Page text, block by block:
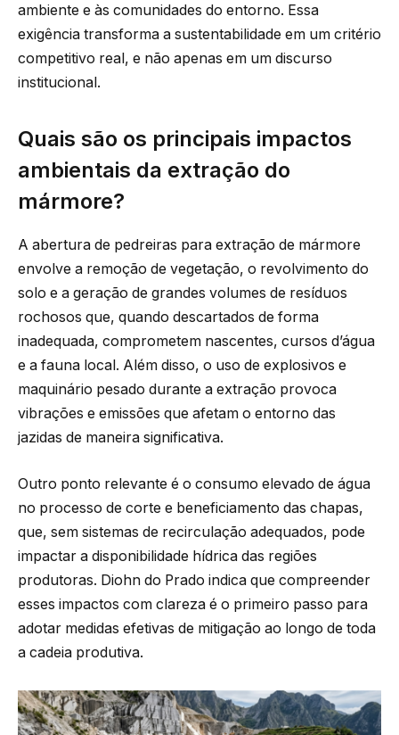
ambiente e às comunidades do entorno. Essa
exigência transforma a sustentabilidade em um critério
competitivo real, e não apenas em um discurso
institucional.
Quais são os principais impactos
ambientais da extração do
mármore?
A abertura de pedreiras para extração de mármore
envolve a remoção de vegetação, o revolvimento do
solo e a geração de grandes volumes de resíduos
rochosos que, quando descartados de forma
inadequada, comprometem nascentes, cursos d’água
e a fauna local. Além disso, o uso de explosivos e
maquinário pesado durante a extração provoca
vibrações e emissões que afetam o entorno das
jazidas de maneira significativa.
Outro ponto relevante é o consumo elevado de água
no processo de corte e beneficiamento das chapas,
que, sem sistemas de recirculação adequados, pode
impactar a disponibilidade hídrica das regiões
produtoras. Diohn do Prado indica que compreender
esses impactos com clareza é o primeiro passo para
adotar medidas efetivas de mitigação ao longo de toda
a cadeia produtiva.